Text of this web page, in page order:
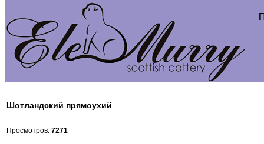
Шотландский прямоухий
Просмотров: 7271